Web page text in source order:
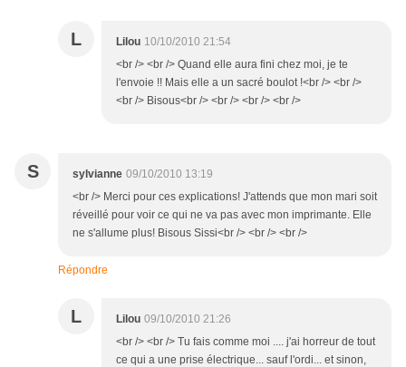
L Lilou 10/10/2010 21:54
<br /> <br /> Quand elle aura fini chez moi, je te
l'envoie !! Mais elle a un sacré boulot !<br /> <br />
<br /> Bisous<br /> <br /> <br /> <br />
S sylvianne 09/10/2010 13:19
<br /> Merci pour ces explications! J'attends que mon mari soit
réveillé pour voir ce qui ne va pas avec mon imprimante. Elle
ne s'allume plus! Bisous Sissi<br /> <br /> <br />
Répondre
L Lilou 09/10/2010 21:26
<br /> <br /> Tu fais comme moi .... j'ai horreur de tout
ce qui a une prise électrique... sauf l'ordi... et sinon,